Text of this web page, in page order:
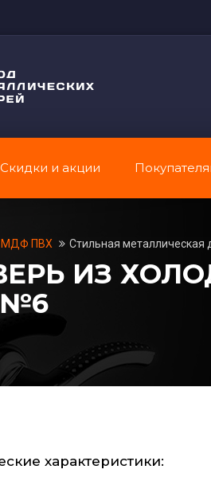
Скидки и акции
МДФ ПВХ Стильная металлическая
ИЗ
№6
характеристики: